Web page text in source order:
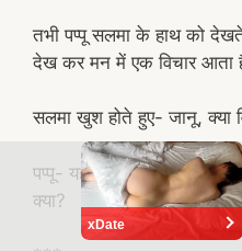
xDate
तभी पप्पू सलमा के हाथ को देखते
देख कर मन में एक विचार आता
सलमा खुश होते हुए- जानू, क्या
पप्पू- यही कि तुम्हारे लंबे
क्या?